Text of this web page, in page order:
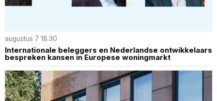
augustus 7 18:30
Internationale beleggers en Nederlandse ontwikkelaars
bespreken kansen in Europese woningmarkt